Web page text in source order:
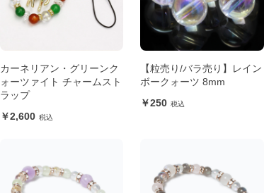
カーネリアン・グリーンク
ォーツァイト チャームスト
ラップ
2,600
【粒売り/バラ売り】レイン
ボークォーツ 8mm
250